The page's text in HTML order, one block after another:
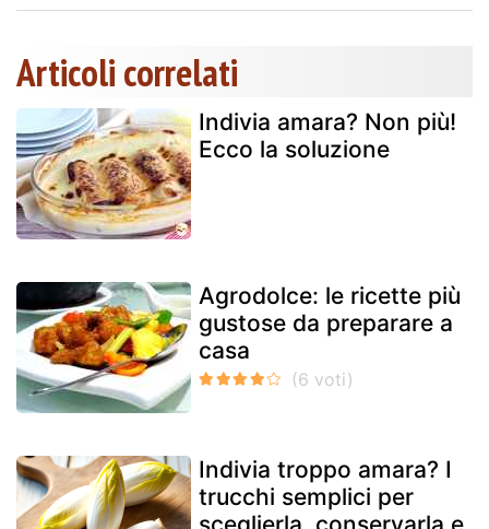
Articoli correlati
Indivia amara? Non più!
Ecco la soluzione
Agrodolce: le ricette più
gustose da preparare a
casa
Indivia troppo amara? I
trucchi semplici per